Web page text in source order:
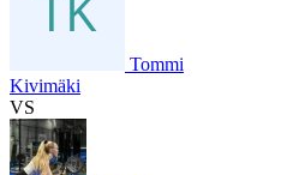
Tommi
Kivimäki
VS